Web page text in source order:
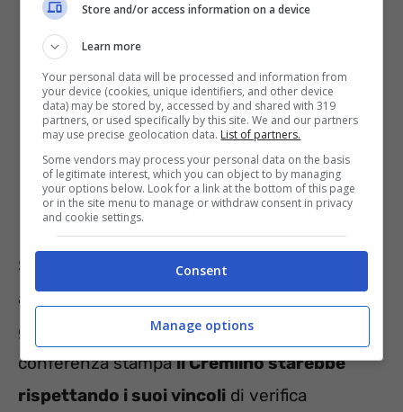
Stando alle parole dei rappresentanti
americano, in particolar modo del
generale
Pat Ryder, nel corso di una
conferenza stampail Cremlino starebbe
rispettando i suoi vincoli di verifica
Store and/or access information on a device
Learn more
Your personal data will be processed and information from
your device (cookies, unique identifiers, and other device
data) may be stored by, accessed by and shared with 319
partners, or used specifically by this site. We and our partners
may use precise geolocation data. List of partners.
Some vendors may process your personal data on the basis
of legitimate interest, which you can object to by managing
your options below. Look for a link at the bottom of this page
or in the site menu to manage or withdraw consent in privacy
and cookie settings.
Consent
Manage options